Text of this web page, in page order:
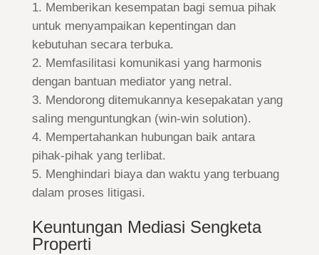
Memberikan kesempatan bagi semua pihak
untuk menyampaikan kepentingan dan
kebutuhan secara terbuka.
Memfasilitasi komunikasi yang harmonis
dengan bantuan mediator yang netral.
Mendorong ditemukannya kesepakatan yang
saling menguntungkan (win-win solution).
Mempertahankan hubungan baik antara
pihak-pihak yang terlibat.
Menghindari biaya dan waktu yang terbuang
dalam proses litigasi.
Keuntungan Mediasi Sengketa
Properti